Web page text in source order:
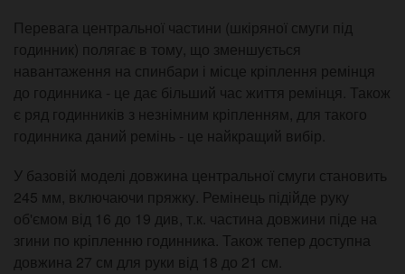
Перевага центральної частини (шкіряної смуги під
годинник) полягає в тому, що зменшується
навантаження на спинбари і місце кріплення ремінця
до годинника - це дає більший час життя ремінця. Також
є ряд годинників з незнімним кріпленням, для такого
годинника даний ремінь - це найкращий вибір.
У базовій моделі довжина центральної смуги становить
245 мм, включаючи пряжку. Ремінець підійде руку
об'ємом від 16 до 19 див, т.к. частина довжини піде на
згини по кріпленню годинника. Також тепер доступна
довжина 27 см для руки від 18 до 21 см.